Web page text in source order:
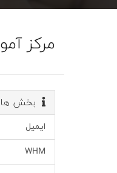
مرکز
بخش ها
ایمیل
WHM